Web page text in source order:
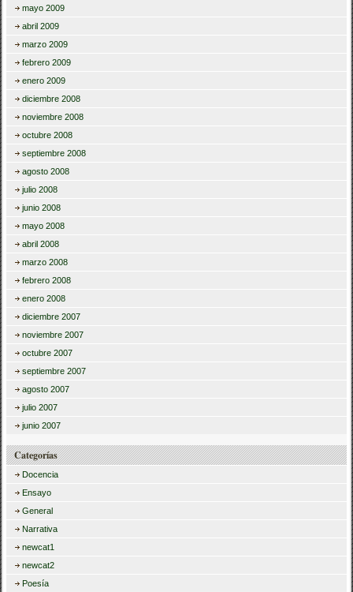
mayo 2009
abril 2009
marzo 2009
febrero 2009
enero 2009
diciembre 2008
noviembre 2008
octubre 2008
septiembre 2008
agosto 2008
julio 2008
junio 2008
mayo 2008
abril 2008
marzo 2008
febrero 2008
enero 2008
diciembre 2007
noviembre 2007
octubre 2007
septiembre 2007
agosto 2007
julio 2007
junio 2007
Categorías
Docencia
Ensayo
General
Narrativa
newcat1
newcat2
Poesía